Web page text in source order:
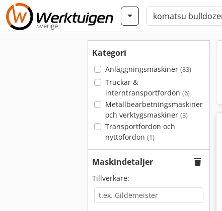
Sverige
Kategori
Anläggningsmaskiner (83)
Truckar &
interntransportfordon (6)
Metallbearbetningsmaskiner
och verktygsmaskiner (3)
Transportfordon och
nyttofordon (1)
Maskindetaljer
Tillverkare: